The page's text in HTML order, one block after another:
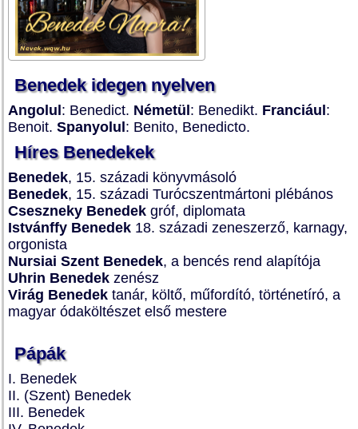
Benedek idegen nyelven
Angolul: Benedict. Németül: Benedikt. Franciául:
Benoit. Spanyolul: Benito, Benedicto.
Híres Benedekek
Benedek, 15. századi könyvmásoló
Benedek, 15. századi Turócszentmártoni plébános
Cseszneky Benedek gróf, diplomata
Istvánffy Benedek 18. századi zeneszerző, karnagy,
orgonista
Nursiai Szent Benedek, a bencés rend alapítója
Uhrin Benedek zenész
Virág Benedek tanár, költő, műfordító, történetíró, a
magyar ódaköltészet első mestere
Pápák
I. Benedek
II. (Szent) Benedek
III. Benedek